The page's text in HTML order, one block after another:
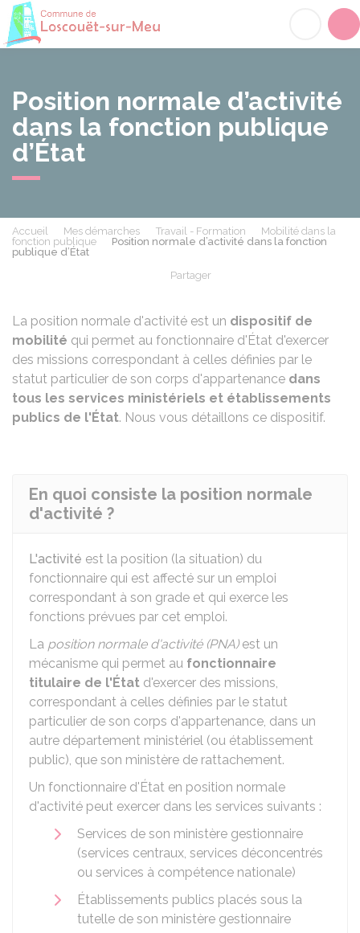
Position normale d’activité
dans la fonction publique
d’État
Accueil Mes démarches Travail - Formation
Mobilité dans la
fonction publique
Position normale d’activité dans la fonction
publique d’État
Partager
La position normale d'activité est un dispositif de
mobilité qui permet au fonctionnaire d'État d'exercer
des missions correspondant à celles définies par le
statut particulier de son corps d'appartenance dans
tous les services ministériels et établissements
publics de l'État. Nous vous détaillons ce dispositif.
En quoi consiste la position normale
d'activité ?
L'activité est la position (la situation) du
fonctionnaire qui est affecté sur un emploi
correspondant à son grade et qui exerce les
fonctions prévues par cet emploi.
La position normale d'activité (PNA)est un
mécanisme qui permet au fonctionnaire
titulaire de l'État d'exercer des missions,
correspondant à celles définies par le statut
particulier de son corps d'appartenance, dans un
autre département ministériel (ou établissement
public), que son ministère de rattachement.
Un fonctionnaire d'État en position normale
d'activité peut exercer dans les services suivants :
Services de son ministère gestionnaire
(services centraux, services déconcentrés
ou services à compétence nationale)
Établissements publics placés sous la
tutelle de son ministère gestionnaire